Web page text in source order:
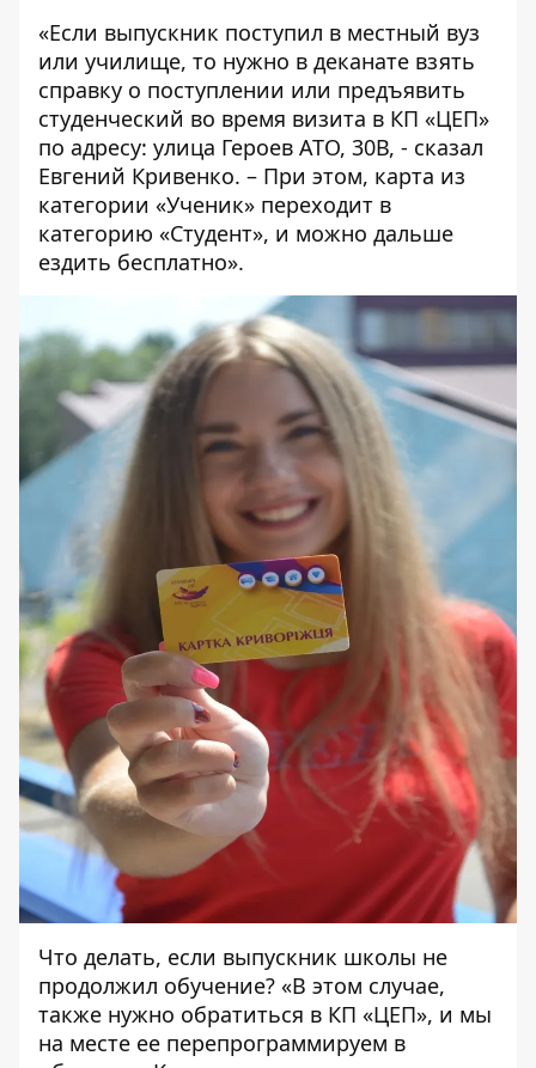
«Если выпускник поступил в местный вуз
или училище, то нужно в деканате взять
справку о поступлении или предъявить
студенческий во время визита в КП «ЦЕП»
по адресу: улица Героев АТО, 30В, - сказал
Евгений Кривенко. – При этом, карта из
категории «Ученик» переходит в
категорию «Студент», и можно дальше
ездить бесплатно».
Что делать, если выпускник школы не
продолжил обучение? «В этом случае,
также нужно обратиться в КП «ЦЕП», и мы
на месте ее перепрограммируем в